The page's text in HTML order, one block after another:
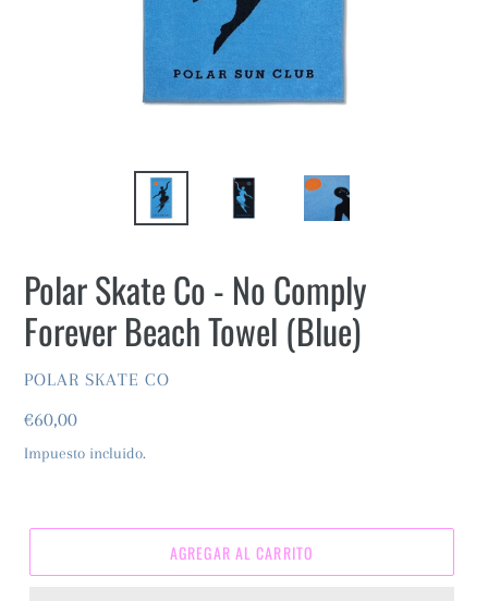
Polar Skate Co - No Comply
Forever Beach Towel (Blue)
VENDEDOR
POLAR SKATE CO
Precio
habitual
€60,00
Impuesto incluido.
AGREGAR AL CARRITO